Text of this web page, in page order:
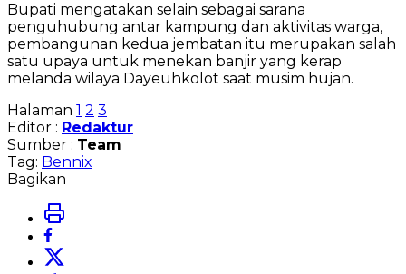
Bupati mengatakan selain sebagai sarana
penguhubung antar kampung dan aktivitas warga,
pembangunan kedua jembatan itu merupakan salah
satu upaya untuk menekan banjir yang kerap
melanda wilaya Dayeuhkolot saat musim hujan.
Halaman 1 2 3
Editor : Redaktur
Sumber : Team
Tag: Bennix
Bagikan